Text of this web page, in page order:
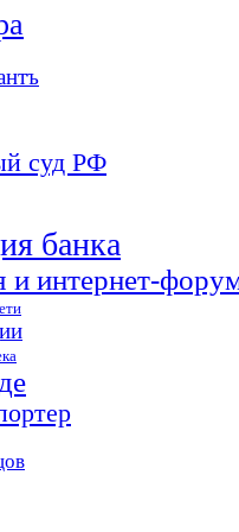
суд РФ
банка
и интернет-